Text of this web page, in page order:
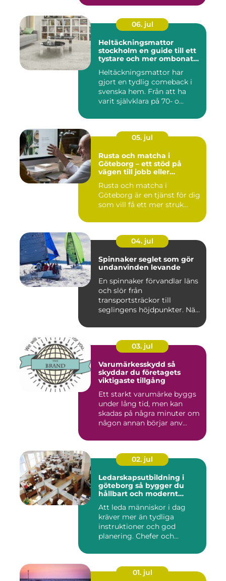
06. jul
Heltäckningsmattor
stockholm en guide till ett
tystare och mer ombonat
Heltäckningsmattor har
gjort en tydlig comeback i
svenska hem. Från att ha
varit självklara på 70- o...
05. jul
Rusta och matcha i
Göteborg – ett stöd på
vägen till jobb eller
Rusta och matcha i
Göteborg är en tjänst för dig
som vill få ett mer struk...
04. jul
Spinnaker seglet som gör
undanvinden levande
En spinnaker förvandlar läns
och slör från
transportsträckor till
seglingens höjdpunkter. När
03. jul
Varumärkesskydd så
skyddar du företagets
viktigaste tillgång
Ett starkt varumärke byggs
under lång tid, men kan
skadas på några minuter om
någon annan börjar anv...
02. jul
Ledarskapsutbildning i
göteborg så bygger du
hållbart och modernt
Att leda människor i dag
kräver mer än tydliga
instruktioner och god
planering. Chefer och
01. jul